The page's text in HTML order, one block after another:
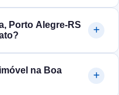
Porto Alegre‑RS
na Boa